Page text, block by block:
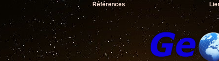
Références